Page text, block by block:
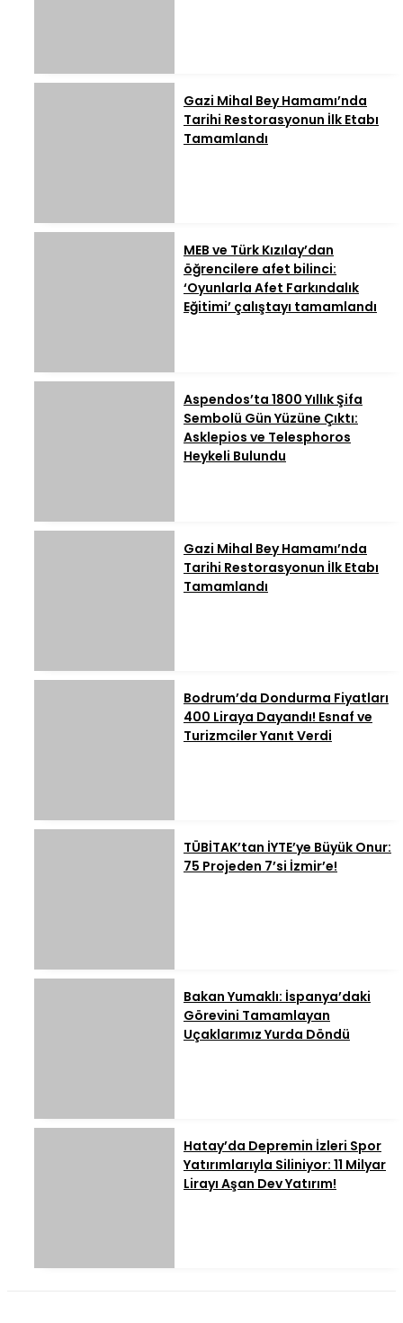
Gazi Mihal Bey Hamamı’nda
Tarihi Restorasyonun İlk Etabı
Tamamlandı
MEB ve Türk Kızılay’dan
öğrencilere afet bilinci:
‘Oyunlarla Afet Farkındalık
Eğitimi’ çalıştayı tamamlandı
Aspendos’ta 1800 Yıllık Şifa
Sembolü Gün Yüzüne Çıktı:
Asklepios ve Telesphoros
Heykeli Bulundu
Gazi Mihal Bey Hamamı’nda
Tarihi Restorasyonun İlk Etabı
Tamamlandı
Bodrum’da Dondurma Fiyatları
400 Liraya Dayandı! Esnaf ve
Turizmciler Yanıt Verdi
TÜBİTAK’tan İYTE’ye Büyük Onur:
75 Projeden 7’si İzmir’e!
Bakan Yumaklı: İspanya’daki
Görevini Tamamlayan
Uçaklarımız Yurda Döndü
Hatay’da Depremin İzleri Spor
Yatırımlarıyla Siliniyor: 11 Milyar
Lirayı Aşan Dev Yatırım!